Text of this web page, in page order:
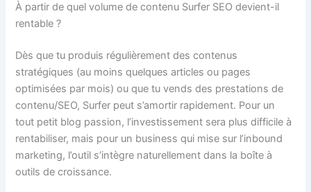
À partir de quel volume de contenu Surfer SEO devient-il
rentable ?
Dès que tu produis régulièrement des contenus
stratégiques (au moins quelques articles ou pages
optimisées par mois) ou que tu vends des prestations de
contenu/SEO, Surfer peut s’amortir rapidement. Pour un
tout petit blog passion, l’investissement sera plus difficile à
rentabiliser, mais pour un business qui mise sur l’inbound
marketing, l’outil s’intègre naturellement dans la boîte à
outils de croissance.